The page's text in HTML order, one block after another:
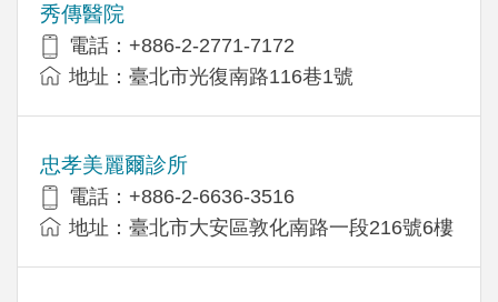
秀傳醫院
電話：+886-2-2771-7172
地址：臺北市光復南路116巷1號
忠孝美麗爾診所
電話：+886-2-6636-3516
地址：臺北市大安區敦化南路一段216號6樓